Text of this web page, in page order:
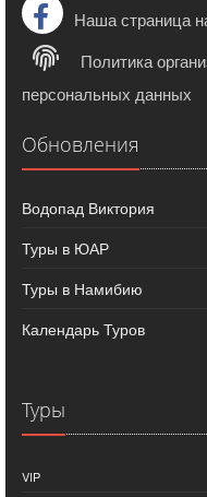
Наша страница
Политика
персональных данных
Обновления
Водопад Виктория
Туры в ЮАР
Туры в Намибию
Календарь Туров
Туры
VIP